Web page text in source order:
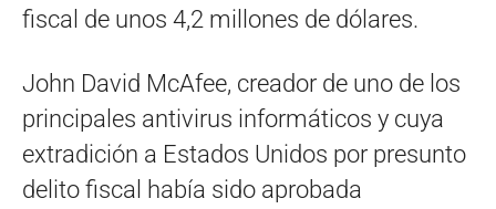
fiscal de unos 4,2 millones de dólares.
John David McAfee, creador de uno de los
principales antivirus informáticos y cuya
extradición a Estados Unidos por presunto
delito fiscal había sido aprobada